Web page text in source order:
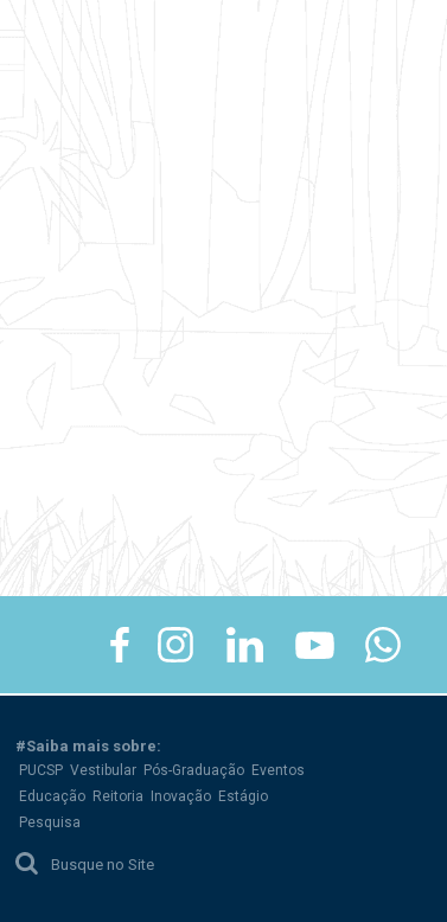
#Saiba mais sobre:
PUCSP Vestibular Pós-Graduação Eventos
Educação Reitoria Inovação Estágio
Pesquisa
Busque no Site